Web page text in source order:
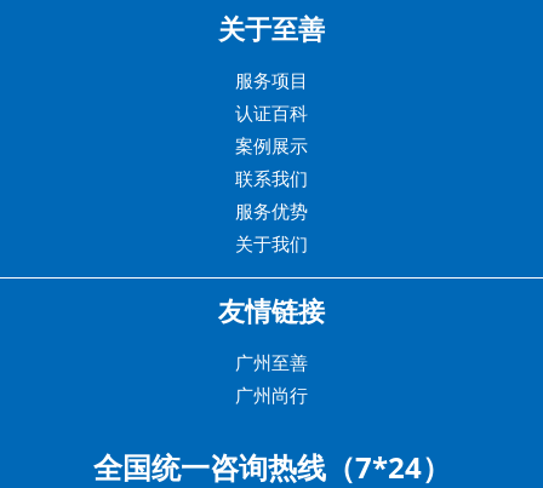
关于至善
服务项目
认证百科
案例展示
联系我们
服务优势
关于我们
友情链接
广州至善
广州尚行
全国统一咨询热线（7*24）